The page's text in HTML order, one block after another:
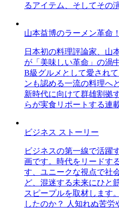
るアイテム、そしてその
山本益博のラーメン革命！
日本初の料理評論家、山
が「美味しい革命」の渦
B級グルメとして愛され
ンも認める一流の料理へ
新時代に向けて群雄割拠
らが実食リポートする連
ビジネス ストーリー
ビジネスの第一線で活躍
画です。時代をリードす
す、ユニークな視点で社
ど、混迷する未来にひと
スピープルを取材します
したのか？ 人知れぬ苦